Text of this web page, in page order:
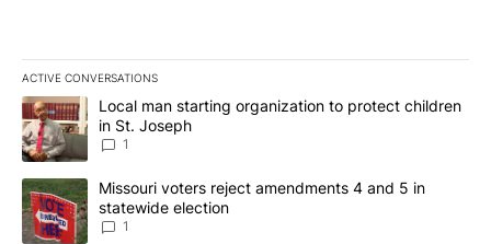
ACTIVE CONVERSATIONS
The following is a list of the most commented articles in the last
A trending article titled "Local man starting organization to
Local man starting organization to protect children
in St. Joseph
1
A trending article titled "Missouri voters reject amendments 4
Missouri voters reject amendments 4 and 5 in
statewide election
1